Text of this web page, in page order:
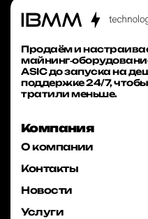
Продаём и
ASIC до запуска на
поддержке 24/7,
тратили меньше.
Компания
О компании
Контакты
Новости
Услуги